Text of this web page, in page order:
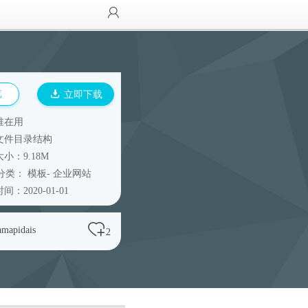
立即下载
在用
件目录结构
小：9.18M
类： 模板- 企业网站
间：2020-01-01
2